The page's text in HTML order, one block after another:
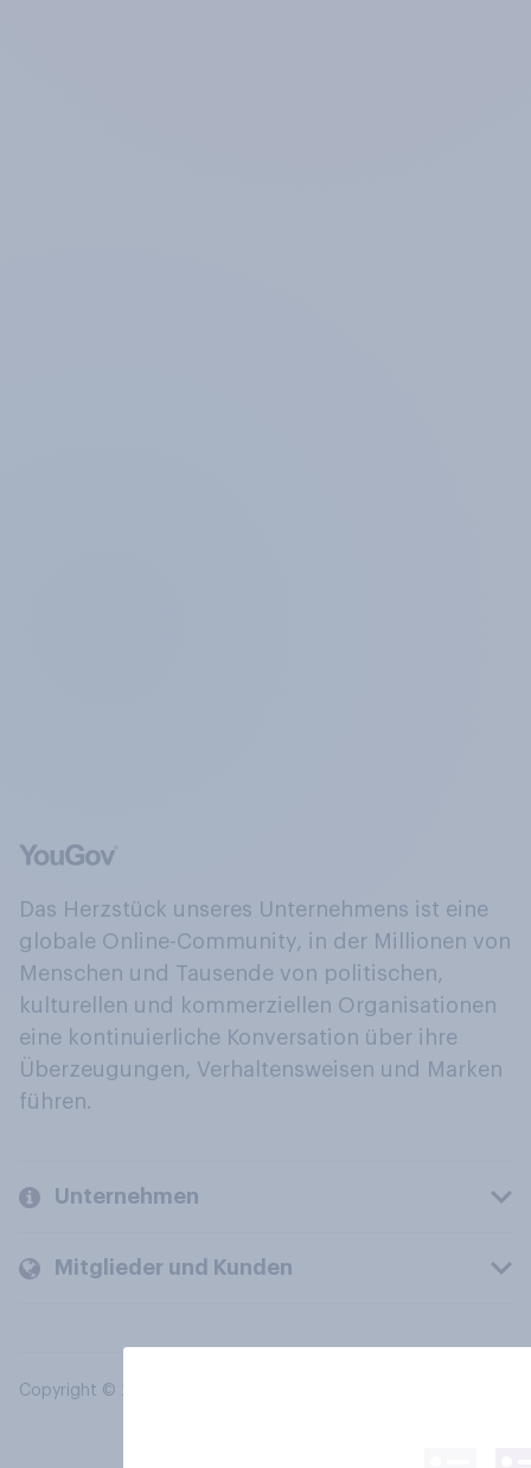
Das Herzstück unseres Unternehmens ist eine
globale Online-Community, in der Millionen von
Menschen und Tausende von politischen,
kulturellen und kommerziellen Organisationen
eine kontinuierliche Konversation über ihre
Überzeugungen, Verhaltensweisen und Marken
führen.
Unternehmen
Mitglieder und Kunden
Copyright © 2026 YouGov PLC. Alle Rechte vorbehalten.